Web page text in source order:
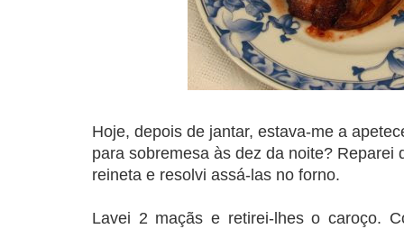
Hoje, depois de jantar, estava-me a
para sobremesa às dez da noite? Reparei
reineta e resolvi assá-las no forno.
Lavei 2 maçãs e retirei-lhes o caroço.
COMPRAR LIVRO